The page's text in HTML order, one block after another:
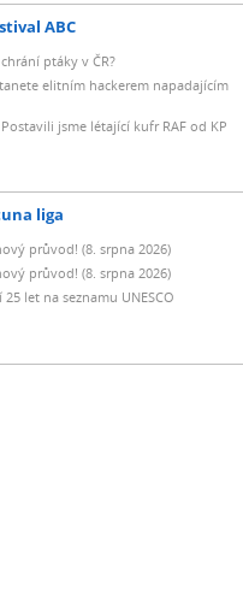
ABC
ptáky v ČR?
elitním hackerem napadajícím
jsme létající kufr RAF od KP
liga
průvod! (8. srpna 2026)
průvod! (8. srpna 2026)
let na seznamu UNESCO